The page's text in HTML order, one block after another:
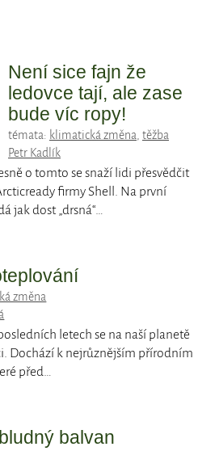
Není sice fajn že
ledovce tají, ale zase
bude víc ropy!
témata: klimatická změna, těžba
Petr Kadlík
o tomto se snaží lidi přesvědčit
firmy Shell. Na první
jak dost „drsná“…
změna
letech se na naší planetě
Dochází k nejrůznějším přírodním
před…
balvan